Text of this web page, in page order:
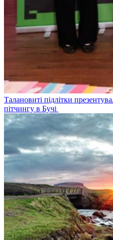
Талановиті підлітки
пітчингу в Бучі